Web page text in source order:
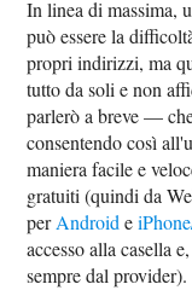
In linea di massima,
può essere la
propri indirizzi, ma
tutto da soli e non
parlerò a breve —
consentendo così
maniera facile e
gratuiti (quindi da
perAndroide
accesso alla casella
sempre dal provider).